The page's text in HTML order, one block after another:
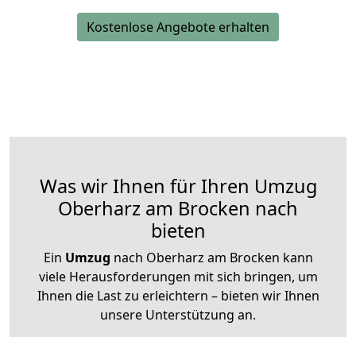
Kostenlose Angebote erhalten
Was wir Ihnen für Ihren Umzug
Oberharz am Brocken nach
bieten
Ein Umzug nach Oberharz am Brocken kann
viele Herausforderungen mit sich bringen, um
Ihnen die Last zu erleichtern – bieten wir Ihnen
unsere Unterstützung an.